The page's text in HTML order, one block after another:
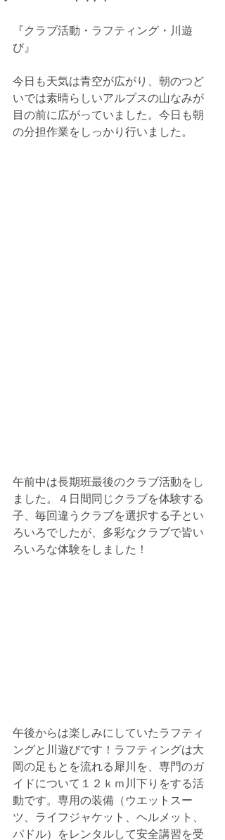
『クラブ活動・ラフティング・川遊
び』
今日も天気は青空が広がり、朝のつど
いでは素晴らしいアルプスの山なみが
目の前に広がっていました。今日も朝
の分担作業をしっかり行いました。
午前中は長期班最後のクラブ活動をし
ました。４日間同じクラブを体験する
子、毎回違うクラブを選択する子とい
ろいろでしたが、多彩なクラブで皆い
ろいろな体験をしました！
午後からは楽しみにしていたラフティ
ングと川遊びです！ラフティングは大
岡の足もとを流れる犀川を、専門のガ
イドについて１２ｋｍ川下りをする活
動です。専用の装備（ウエットスー
ツ、ライフジャケット、ヘルメット、
パドル）をレンタルして安全講習を受